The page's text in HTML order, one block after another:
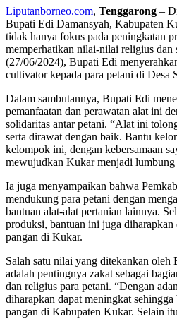
Liputanborneo.com, Tenggarong –
Bupati Edi Damansyah, Kabupaten
tidak hanya fokus pada peningkatan
memperhatikan nilai-nilai religius dan
(27/06/2024), Bupati Edi
cultivator kepada para petani di Desa
Dalam sambutannya, Bupati Edi
pemanfaatan dan perawatan alat ini
solidaritas antar petani. “Alat ini
serta dirawat dengan baik. Bantu
kelompok ini, dengan kebersamaan
mewujudkan Kukar menjadi
Ia juga menyampaikan bahwa
mendukung para petani dengan
bantuan alat-alat pertanian lainnya.
produksi, bantuan ini juga diharapkan
pangan di Kukar.
Salah satu nilai yang ditekankan oleh
adalah pentingnya zakat sebagai
dan religius para petani. “Dengan
diharapkan dapat meningkat
pangan di Kabupaten Kukar. Selain